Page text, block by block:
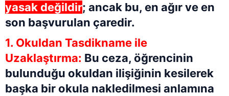
yasak değildir; ancak bu, en ağır ve en
son başvurulan çaredir.
1. Okuldan Tasdikname ile
Uzaklaştırma: Bu ceza, öğrencinin
bulunduğu okuldan ilişiğinin kesilerek
başka bir okula nakledilmesi anlamına